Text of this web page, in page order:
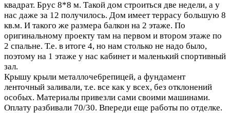
квадрат. Брус 8*8 м. Такой дом строиться две недели, а у
нас даже за 12 получилось. Дом имеет террасу большую 8
кв.м. И такого же размера балкон на 2 этаже. По
оригинальному проекту там на первом и втором этаже по
2 спальне. Т.е. в итоге 4, но нам столько не надо было,
поэтому на 1 этаже у нас кабинет и маленький спортивный
зал.
Крышу крыли металлоче6репицей, а фундамент
ленточный заливали, т.е. все как у всех, без отклонений
особых. Материалы привезли сами своими машинами.
Оплату разбивали 70/30. Впереди еще работы по отделке.